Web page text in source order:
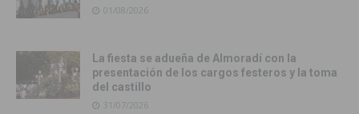
01/08/2026
La fiesta se adueña de Almoradí con la
presentación de los cargos festeros y la toma
del castillo
31/07/2026